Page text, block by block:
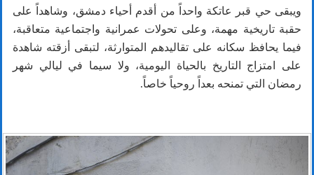
ويبقى حي قبر عاتكة واحداً من أقدم أحياء دمشق، وشاهداً على
حقبة تاريخية مهمة، وعلى تحولات عمرانية واجتماعية متعاقبة،
فيما يحافظ سكانه على تقاليدهم المتوارثة، لتبقى أزقته شاهدة
على امتزاج التاريخ بالحياة اليومية، ولا سيما في ليالي شهر
رمضان التي تمنحه بعداً روحياً خاصاً.